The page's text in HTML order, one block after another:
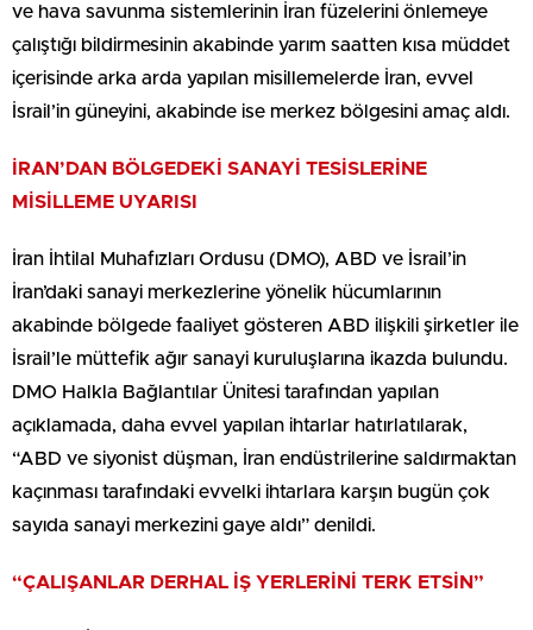
ve hava savunma sistemlerinin İran füzelerini önlemeye
çalıştığı bildirmesinin akabinde yarım saatten kısa müddet
içerisinde arka arda yapılan misillemelerde İran, evvel
İsrail’in güneyini, akabinde ise merkez bölgesini amaç aldı.
İRAN’DAN BÖLGEDEKİ SANAYİ TESİSLERİNE
MİSİLLEME UYARISI
İran İhtilal Muhafızları Ordusu (DMO), ABD ve İsrail’in
İran’daki sanayi merkezlerine yönelik hücumlarının
akabinde bölgede faaliyet gösteren ABD ilişkili şirketler ile
İsrail’le müttefik ağır sanayi kuruluşlarına ikazda bulundu.
DMO Halkla Bağlantılar Ünitesi tarafından yapılan
açıklamada, daha evvel yapılan ihtarlar hatırlatılarak,
“ABD ve siyonist düşman, İran endüstrilerine saldırmaktan
kaçınması tarafındaki evvelki ihtarlara karşın bugün çok
sayıda sanayi merkezini gaye aldı” denildi.
“ÇALIŞANLAR DERHAL İŞ YERLERİNİ TERK ETSİN”